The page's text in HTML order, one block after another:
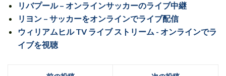
リバプール – オンラインサッカーのライブ中継
リヨン – サッカーをオンラインでライブ配信
ウィリアムヒル TV ライブ ストリーム - オンラインでラ
イブを視聴